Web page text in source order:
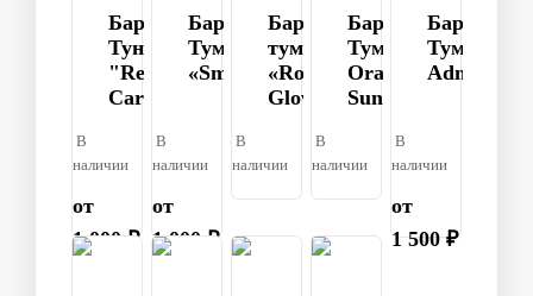
Барбарис
Тунберга
"Red
Carpet"
В
наличии
от
1 000 ₽
Барбарис
Тумберга
«Smaragd»
В
наличии
от
1 000 ₽
Барбарис
тумберга
«Rose
Glow»
В
наличии
Барбарис
Тумберга
Orange
Sunrise
В
наличии
Барбарис
Тумберга
Admiration
В
наличии
от
1 500 ₽